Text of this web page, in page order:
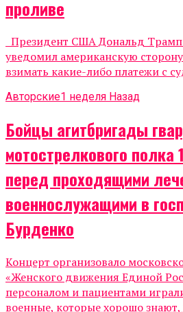
проливе
Президент США Дональд
уведомил американскую
взимать какие-либо платежи с
Авторские1 неделя Назад
Бойцы агитбригады
мотострелкового
перед проходящими
военнослужащими в
Бурденко
Концерт организовало
«Женского движения Единой
персоналом и пациентами
военные, которые хорошо знают,